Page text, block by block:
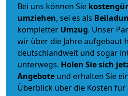
Bei uns können Sie
umziehen, sei es als
kompletter Umzug. Unser
wir über die Jahre aufgebaut
deutschlandweit und sogar
unterwegs. Holen Sie sich
Angebote und erhalten Sie
Überblick über die Kosten